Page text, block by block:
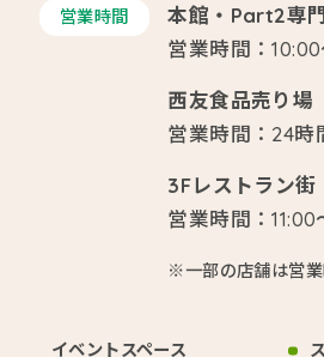
営業時間
本館・Part2専
営業時間：
西友食品売り場
営業時間：24時
3Fレストラン街
営業時間：11:00
※一部の店舗は営
イベントスペース